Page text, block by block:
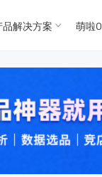
For
For
品解决方案 萌啦